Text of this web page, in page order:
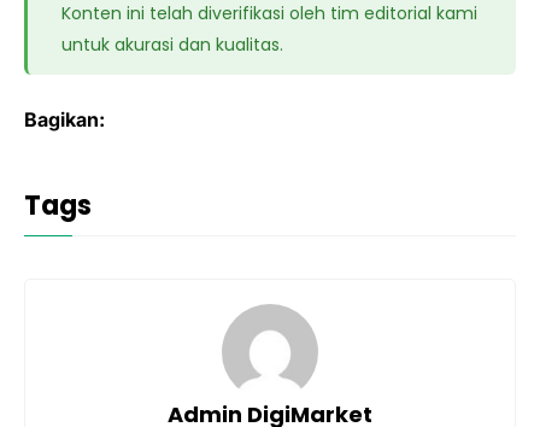
Konten ini telah diverifikasi oleh tim editorial kami
untuk akurasi dan kualitas.
Bagikan:
Tags
Admin DigiMarket